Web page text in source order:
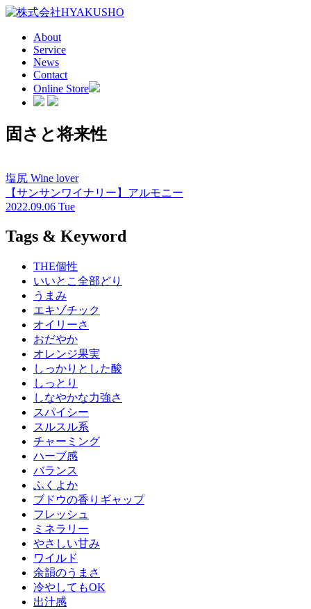
About
Service
News
Contact
Online Store
固さと将来性
塩尻 Wine lover
【サンサンワイナリー】アルモニー
2022.09.06 Tue
Tags & Keyword
THE個性
いいとこ全部どり
うまみ
エキゾチック
オイリーさ
おだやか
オレンジ果実
しっかりとした酸
しっとり
しなやかな力強さ
スパイシー
スルスル系
チャーミング
ハーブ感
バランス
ふくよか
ブドウの香りギャップ
フレッシュ
ミネラリー
やさしい甘み
ワイルド
余韻のうまさ
冷やしてもOK
出汁感